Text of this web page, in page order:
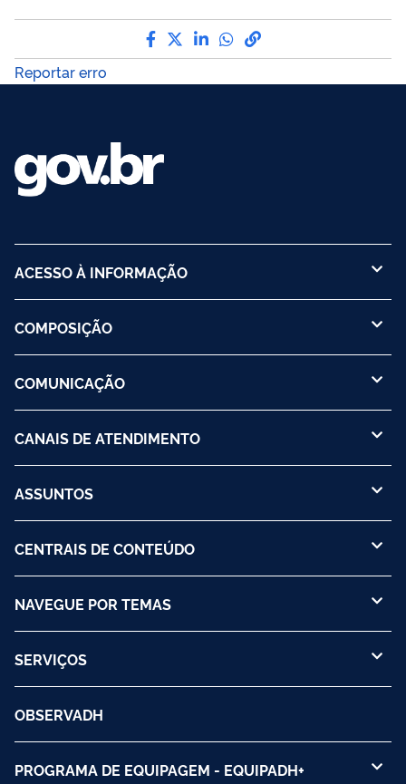
Compartilhe por Facebook
Compartilhe por Twitter
Compartilhe por
Compartilhe por
link para Copiar
Reportar erro
ACESSO À INFORMAÇÃO
COMPOSIÇÃO
COMUNICAÇÃO
CANAIS DE ATENDIMENTO
ASSUNTOS
CENTRAIS DE CONTEÚDO
NAVEGUE POR TEMAS
SERVIÇOS
OBSERVADH
PROGRAMA DE EQUIPAGEM - EQUIPADH+